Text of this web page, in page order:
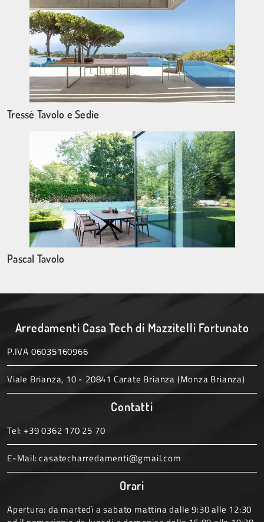
Tressé Tavolo e Sedie
Pascal Tavolo
Arredamenti Casa Tech di Mazzitelli Fortunato
P.IVA 06035160966
Viale Brianza, 10 - 20841 Carate Brianza (Monza Brianza)
Contatti
Tel: +39 0362 170 25 70
E-Mail:casatecharredamenti@gmail.com
Orari
Apertura: da martedì a sabato mattina dalle 9:30 alle 12:30